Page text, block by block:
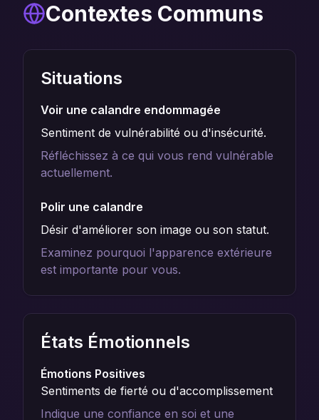
Contextes Communs
Situations
Voir une calandre endommagée
Sentiment de vulnérabilité ou d'insécurité.
Réfléchissez à ce qui vous rend vulnérable
actuellement.
Polir une calandre
Désir d'améliorer son image ou son statut.
Examinez pourquoi l'apparence extérieure
est importante pour vous.
États Émotionnels
Émotions Positives
Sentiments de fierté ou d'accomplissement
Indique une confiance en soi et une